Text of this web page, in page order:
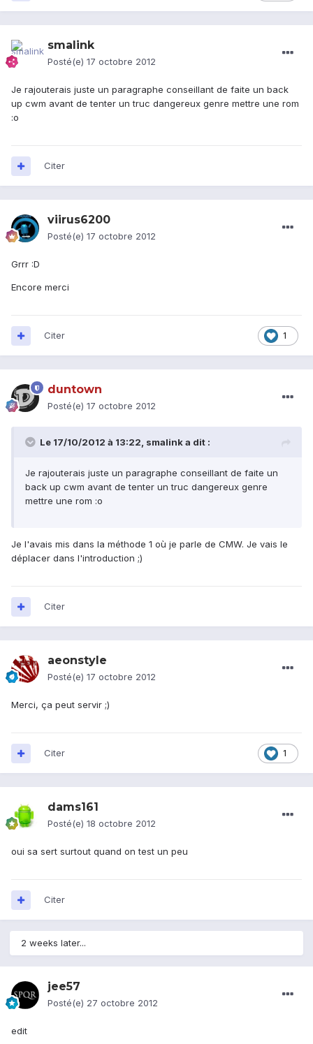
smalink
Posté(e) 17 octobre 2012
Je rajouterais juste un paragraphe conseillant de faite un back
up cwm avant de tenter un truc dangereux genre mettre une rom
:o
Citer
viirus6200
Posté(e) 17 octobre 2012
Grrr :D
Encore merci
1
Citer
duntown
Posté(e) 17 octobre 2012
Le 17/10/2012 à 13:22, smalink a dit :
Je rajouterais juste un paragraphe conseillant de faite un
back up cwm avant de tenter un truc dangereux genre
mettre une rom :o
Je l'avais mis dans la méthode 1 où je parle de CMW. Je vais le
déplacer dans l'introduction ;)
Citer
aeonstyle
Posté(e) 17 octobre 2012
Merci, ça peut servir ;)
1
Citer
dams161
Posté(e) 18 octobre 2012
oui sa sert surtout quand on test un peu
Citer
2 weeks later...
jee57
Posté(e) 27 octobre 2012
edit